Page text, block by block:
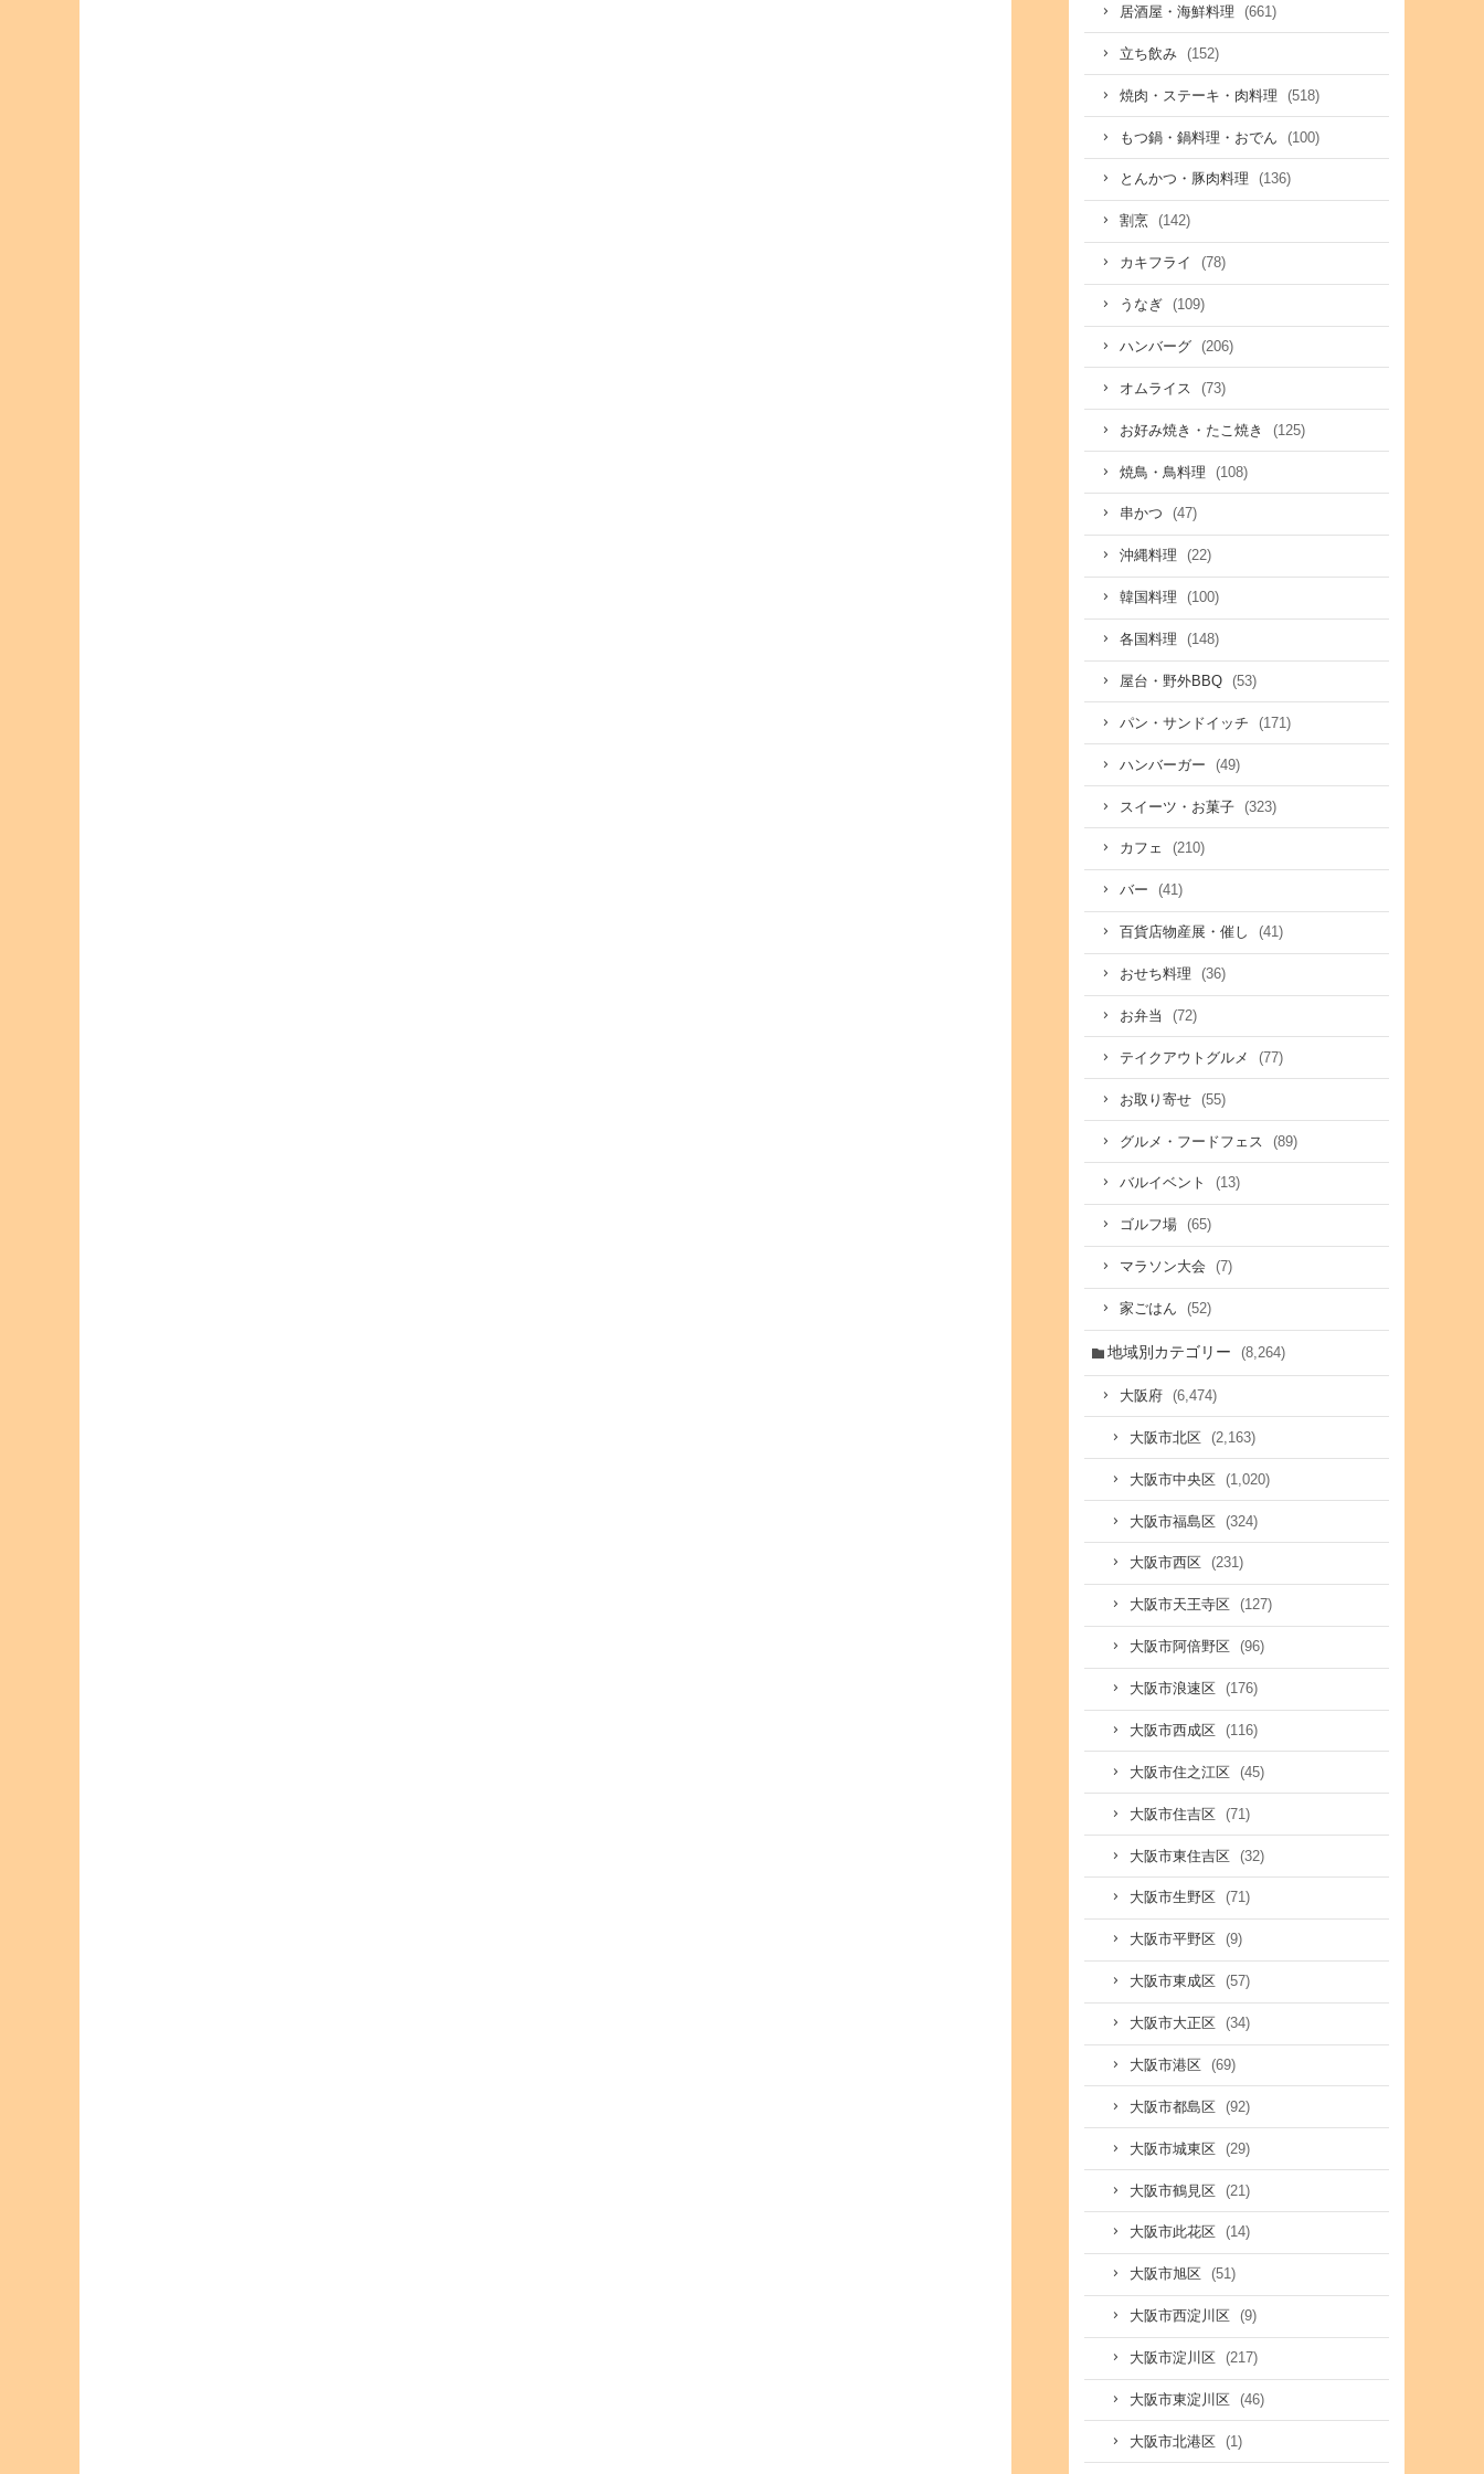
居酒屋・海鮮料理 (661)
立ち飲み (152)
焼肉・ステーキ・肉料理 (518)
もつ鍋・鍋料理・おでん (100)
とんかつ・豚肉料理 (136)
割烹 (142)
カキフライ (78)
うなぎ (109)
ハンバーグ (206)
オムライス (73)
お好み焼き・たこ焼き (125)
焼鳥・鳥料理 (108)
串かつ (47)
沖縄料理 (22)
韓国料理 (100)
各国料理 (148)
屋台・野外BBQ (53)
パン・サンドイッチ (171)
ハンバーガー (49)
スイーツ・お菓子 (323)
カフェ (210)
バー (41)
百貨店物産展・催し (41)
おせち料理 (36)
お弁当 (72)
テイクアウトグルメ (77)
お取り寄せ (55)
グルメ・フードフェス (89)
バルイベント (13)
ゴルフ場 (65)
マラソン大会 (7)
家ごはん (52)
地域別カテゴリー (8,264)
大阪府 (6,474)
大阪市北区 (2,163)
大阪市中央区 (1,020)
大阪市福島区 (324)
大阪市西区 (231)
大阪市天王寺区 (127)
大阪市阿倍野区 (96)
大阪市浪速区 (176)
大阪市西成区 (116)
大阪市住之江区 (45)
大阪市住吉区 (71)
大阪市東住吉区 (32)
大阪市生野区 (71)
大阪市平野区 (9)
大阪市東成区 (57)
大阪市大正区 (34)
大阪市港区 (69)
大阪市都島区 (92)
大阪市城東区 (29)
大阪市鶴見区 (21)
大阪市此花区 (14)
大阪市旭区 (51)
大阪市西淀川区 (9)
大阪市淀川区 (217)
大阪市東淀川区 (46)
大阪市北港区 (1)